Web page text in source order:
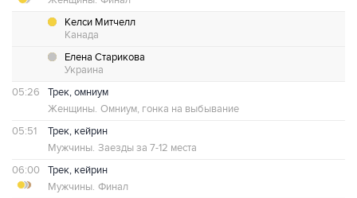
Келси Митчелл
Канада
Елена Старикова
Украина
05:26
Трек, омниум
Женщины. Омниум, гонка на выбывание
05:51
Трек, кейрин
Мужчины. Заезды за 7-12 места
06:00
Трек, кейрин
Мужчины. Финал